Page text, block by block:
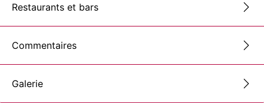
Restaurants et bars
Commentaires
Galerie